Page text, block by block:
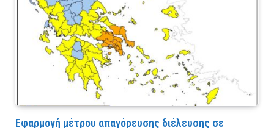
Εφαρμογή μέτρου απαγόρευσης διέλευσης σε